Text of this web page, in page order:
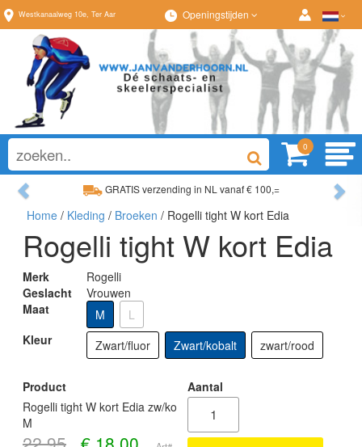
Westkanaalweg 10e, Ter Aar Openingstijden
0
GRATIS verzending in NL vanaf € 100,=
Ruim assortiment, altijd wat naar wens!
Previous
Home / Kleding / Broeken / Rogelli tight W kort Edia
Rogelli tight W kort Edia
Merk
Rogelli
Geslacht
Vrouwen
Maat
M
L
Kleur
Zwart/fluor Zwart/kobalt zwart/rood
Product
Aantal
Rogelli tight W kort Edia zw/ko
M